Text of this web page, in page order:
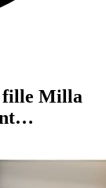
fille Milla